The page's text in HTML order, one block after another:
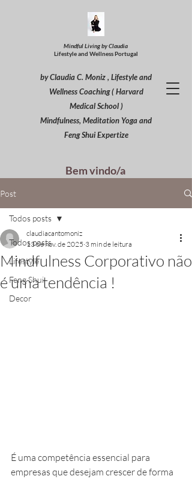
Mindful Living by Claudia
Lifestyle and Wellness Portugal
by Claudia C. Moniz , Lifestyle and
Wellness Coaching ( Harvard
Medical School )
Mindfulness, Meditation Yoga and
Feng Shui Expertize
Bem vindo/a
Post
Todos posts
Lifestyle
Feng Shui
Decor
Todos posts
Mindfulness Corporativo não
é uma tendência !
claudiacantomoniz
13 de nov. de 2025 3 min de leitura
É uma competência essencial para
empresas que desejam crescer de forma